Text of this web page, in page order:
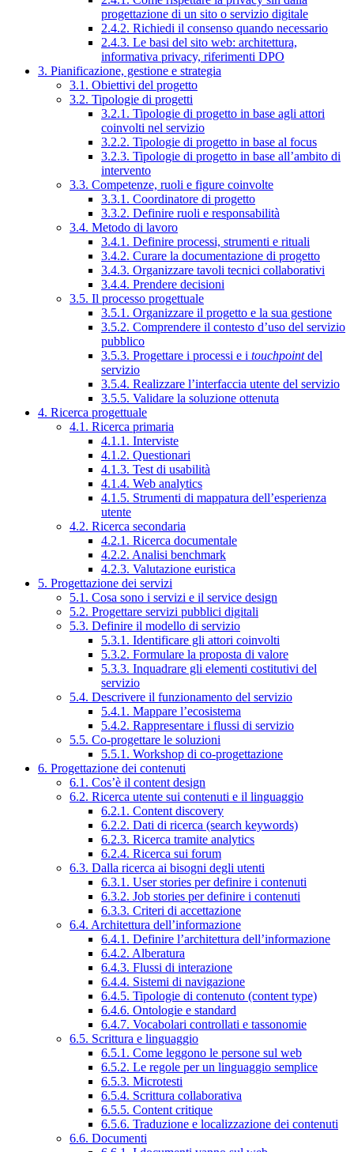
progettazione di un sito o servizio digitale
2.4.2. Richiedi il consenso quando necessario
2.4.3. Le basi del sito web: architettura,
informativa privacy, riferimenti DPO
3. Pianificazione, gestione e strategia
3.1. Obiettivi del progetto
3.2. Tipologie di progetti
3.2.1. Tipologie di progetto in base agli attori
coinvolti nel servizio
3.2.2. Tipologie di progetto in base al focus
3.2.3. Tipologie di progetto in base all’ambito di
intervento
3.3. Competenze, ruoli e figure coinvolte
3.3.1. Coordinatore di progetto
3.3.2. Definire ruoli e responsabilità
3.4. Metodo di lavoro
3.4.1. Definire processi, strumenti e rituali
3.4.2. Curare la documentazione di progetto
3.4.3. Organizzare tavoli tecnici collaborativi
3.4.4. Prendere decisioni
3.5. Il processo progettuale
3.5.1. Organizzare il progetto e la sua gestione
3.5.2. Comprendere il contesto d’uso del servizio
pubblico
3.5.3. Progettare i processi e i touchpointdel
servizio
3.5.4. Realizzare l’interfaccia utente del servizio
3.5.5. Validare la soluzione ottenuta
4. Ricerca progettuale
4.1. Ricerca primaria
4.1.1. Interviste
4.1.2. Questionari
4.1.3. Test di usabilità
4.1.4. Web analytics
4.1.5. Strumenti di mappatura dell’esperienza
utente
4.2. Ricerca secondaria
4.2.1. Ricerca documentale
4.2.2. Analisi benchmark
4.2.3. Valutazione euristica
5. Progettazione dei servizi
5.1. Cosa sono i servizi e il service design
5.2. Progettare servizi pubblici digitali
5.3. Definire il modello di servizio
5.3.1. Identificare gli attori coinvolti
5.3.2. Formulare la proposta di valore
5.3.3. Inquadrare gli elementi costitutivi del
servizio
5.4. Descrivere il funzionamento del servizio
5.4.1. Mappare l’ecosistema
5.4.2. Rappresentare i flussi di servizio
5.5. Co-progettare le soluzioni
5.5.1. Workshop di co-progettazione
6. Progettazione dei contenuti
6.1. Cos’è il content design
6.2. Ricerca utente sui contenuti e il linguaggio
6.2.1. Content discovery
6.2.2. Dati di ricerca (search keywords)
6.2.3. Ricerca tramite analytics
6.2.4. Ricerca sui forum
6.3. Dalla ricerca ai bisogni degli utenti
6.3.1. User stories per definire i contenuti
6.3.2. Job stories per definire i contenuti
6.3.3. Criteri di accettazione
6.4. Architettura dell’informazione
6.4.1. Definire l’architettura dell’informazione
6.4.2. Alberatura
6.4.3. Flussi di interazione
6.4.4. Sistemi di navigazione
6.4.5. Tipologie di contenuto (content type)
6.4.6. Ontologie e standard
6.4.7. Vocabolari controllati e tassonomie
6.5. Scrittura e linguaggio
6.5.1. Come leggono le persone sul web
6.5.2. Le regole per un linguaggio semplice
6.5.3. Microtesti
6.5.4. Scrittura collaborativa
6.5.5. Content critique
6.5.6. Traduzione e localizzazione dei contenuti
6.6. Documenti